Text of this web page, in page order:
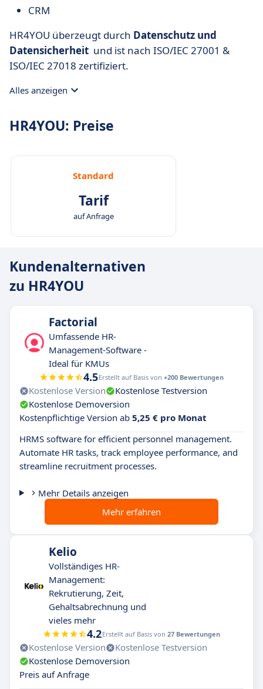
CRM
HR4YOU überzeugt durch Datenschutz und
Datensicherheit und ist nach ISO/IEC 27001 &
ISO/IEC 27018 zertifiziert.
Alles anzeigen
HR4YOU: Preise
Standard
Tarif
auf Anfrage
Kundenalternativen
zu HR4YOU
Factorial
Umfassende HR-
Management-Software -
Ideal für KMUs
4.5Erstellt auf Basis von +200 Bewertungen
Kostenlose Version
Kostenlose Testversion
Kostenlose Demoversion
Kostenpflichtige Version ab 5,25 € pro Monat
HRMS software for efficient personnel management.
Automate HR tasks, track employee performance, and
streamline recruitment processes.
Mehr Details anzeigen
Mehr erfahren
Kelio
Vollständiges HR-
Management:
Rekrutierung, Zeit,
Gehaltsabrechnung und
vieles mehr
4.2Erstellt auf Basis von 27 Bewertungen
Kostenlose Version
Kostenlose Testversion
Kostenlose Demoversion
Preis auf Anfrage